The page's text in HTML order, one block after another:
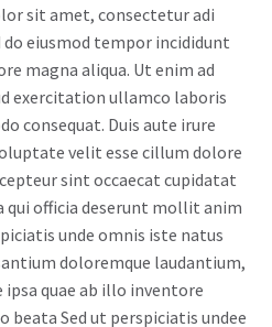
sit amet, consectetur adi
eiusmod tempor incididunt
magna aliqua. Ut enim ad
exercitation ullamco laboris
consequat. Duis aute irure
velit esse cillum dolore
sint occaecat cupidatat
qui officia deserunt mollit anim
unde omnis iste natus
doloremque laudantium,
quae ab illo inventore
Sed ut perspiciatis undee